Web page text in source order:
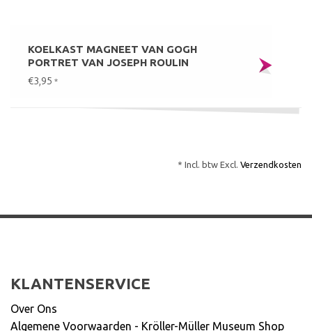
KOELKAST MAGNEET VAN GOGH
PORTRET VAN JOSEPH ROULIN
€3,95 *
* Incl. btw Excl. Verzendkosten
KLANTENSERVICE
Over Ons
Algemene Voorwaarden - Kröller-Müller Museum Shop